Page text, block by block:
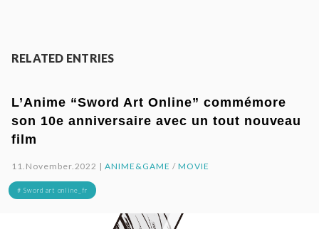
RELATED ENTRIES
L’Anime “Sword Art Online” commémore
son 10e anniversaire avec un tout nouveau
film
11.November.2022 |ANIME&GAME / MOVIE
# Sword art online_fr